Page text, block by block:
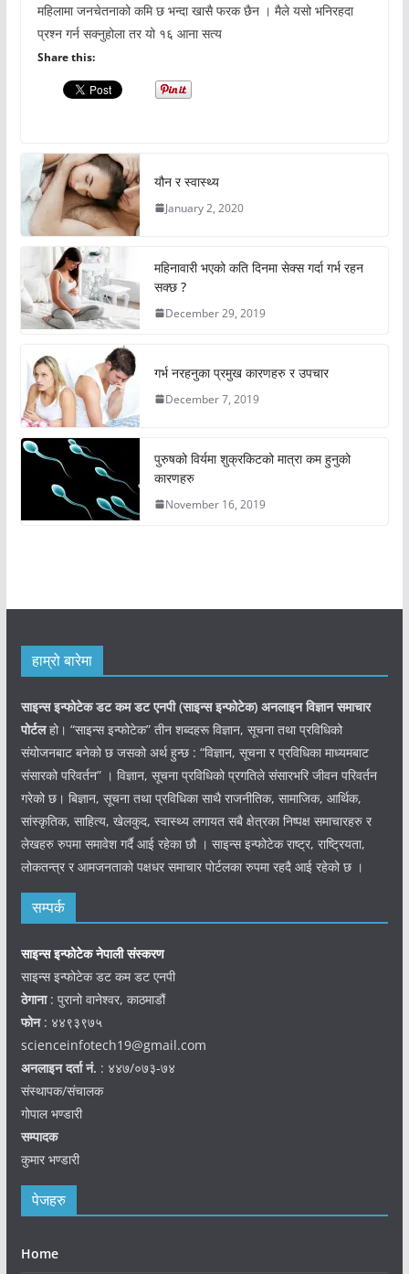
महिलामा जनचेतनाको कमि छ भन्दा खासै फरक छैन । मैले यसो भनिरहदा
प्रश्न गर्न सक्नुहोला तर यो १६ आना सत्य
Share this:
यौन र स्वास्थ्य
January 2, 2020
महिनावारी भएको कति दिनमा सेक्स गर्दा गर्भ रहन
सक्छ ?
December 29, 2019
गर्भ नरहनुका प्रमुख कारणहरु र उपचार
December 7, 2019
पुरुषको विर्यमा शुक्रकिटको मात्रा कम हुनुको
कारणहरु
November 16, 2019
हाम्रो बारेमा
साइन्स इन्फोटेक डट कम डट एनपी (साइन्सइन्फोटेक) अनलाइन विज्ञान समाचार
पोर्टलहो। “साइन्स इन्फोटेक” तीन शब्दहरू विज्ञान, सूचना तथा प्रविधिको
संयोजनबाट बनेको छ जसको अर्थ हुन्छ : “विज्ञान, सूचना र प्रविधिका माध्यमबाट
संसारको परिवर्तन” । विज्ञान, सूचना प्रविधिको प्रगतिले संसारभरि जीवन परिवर्तन
गरेको छ। बिज्ञान, सूचना तथा प्रविधिका साथै राजनीतिक, सामाजिक, आर्थिक,
सांस्कृतिक, साहित्य, खेलकुद, स्वास्थ्य लगायत सबै क्षेत्रका निष्पक्ष समाचारहरु र
लेखहरु रुपमा समावेश गर्दै आई रहेका छौ । साइन्स इन्फोटेक राष्ट्र, राष्ट्रियता,
लोकतन्त्र र आमजनताको पक्षधर समाचार पोर्टलका रुपमा रहदै आई रहेको छ ।
सम्पर्क
साइन्स इन्फोटेक नेपाली संस्करण
साइन्स इन्फोटेक डट कम डट एनपी
ठेगाना: पुरानो वानेश्वर, काठमाडौं
फोन: ४४९३९७५
scienceinfotech19@gmail.com
अनलाइन दर्ता नं. : ४४७/०७३-७४
संस्थापक/संचालक
गोपाल भण्डारी
सम्पादक
कुमार भण्डारी
पेजहरु
Home